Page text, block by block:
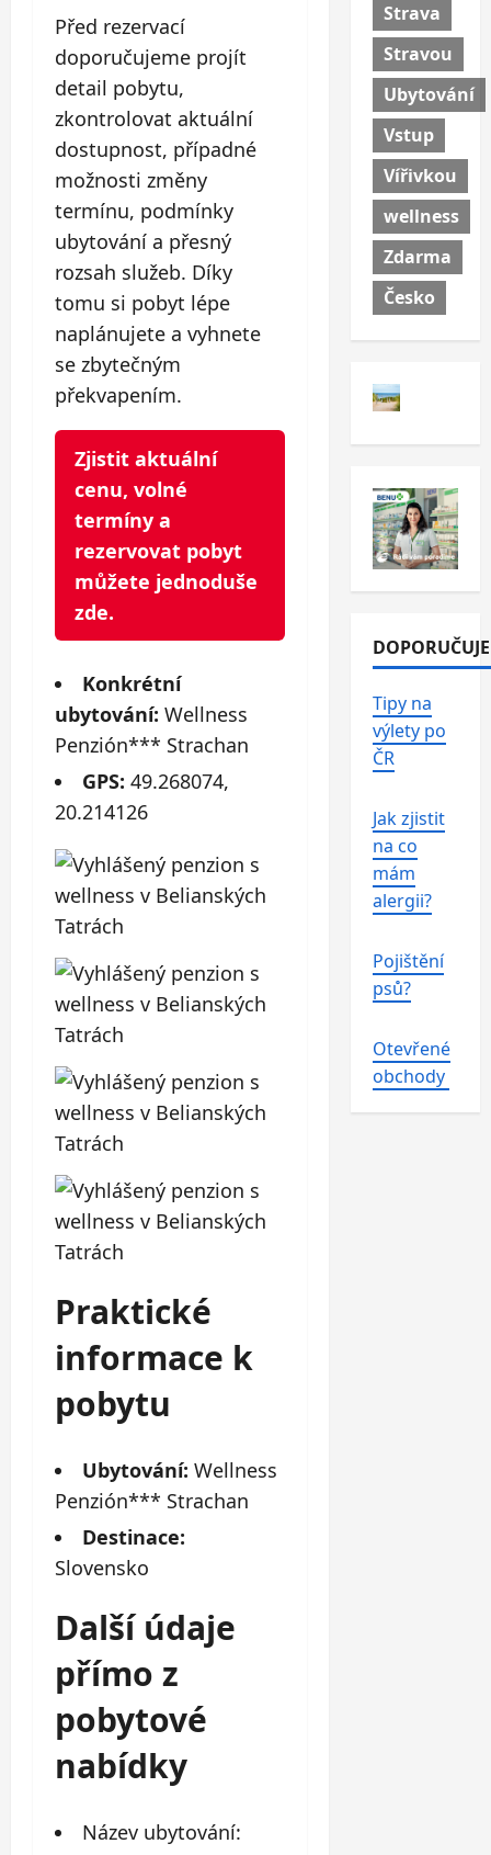
Před rezervací
doporučujeme projít
detail pobytu,
zkontrolovat aktuální
dostupnost, případné
možnosti změny
termínu, podmínky
ubytování a přesný
rozsah služeb. Díky
tomu si pobyt lépe
naplánujete a vyhnete
se zbytečným
překvapením.
Zjistit aktuální
cenu, volné
termíny a
rezervovat pobyt
můžete jednoduše
zde.
Konkrétní
ubytování: Wellness
Penzión*** Strachan
GPS: 49.268074,
20.214126
Praktické
informace k
pobytu
Ubytování: Wellness
Penzión*** Strachan
Destinace:
Slovensko
Další údaje
přímo z
pobytové
nabídky
Název ubytování:
Strava
Stravou
Ubytování
Vstup
Vířivkou
wellness
Zdarma
Česko
Tipy na
výlety po
ČR
Jak zjistit
na co
mám
alergii?
Pojištění
psů?
Otevřené
obchody